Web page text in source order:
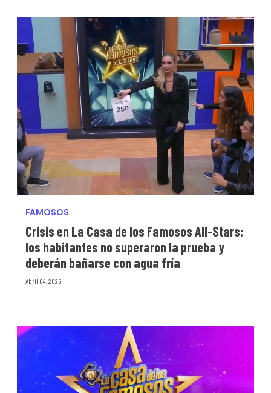
FAMOSOS
Crisis en La Casa de los Famosos All-Stars:
los habitantes no superaron la prueba y
deberán bañarse con agua fría
Abril 04, 2025